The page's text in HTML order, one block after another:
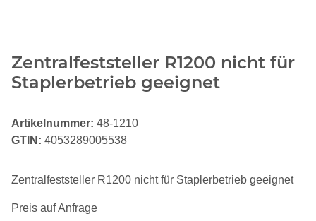
Zentralfeststeller R1200 nicht für
Staplerbetrieb geeignet
Artikelnummer: 48-1210
GTIN: 4053289005538
Zentralfeststeller R1200 nicht für Staplerbetrieb geeignet
Preis auf Anfrage